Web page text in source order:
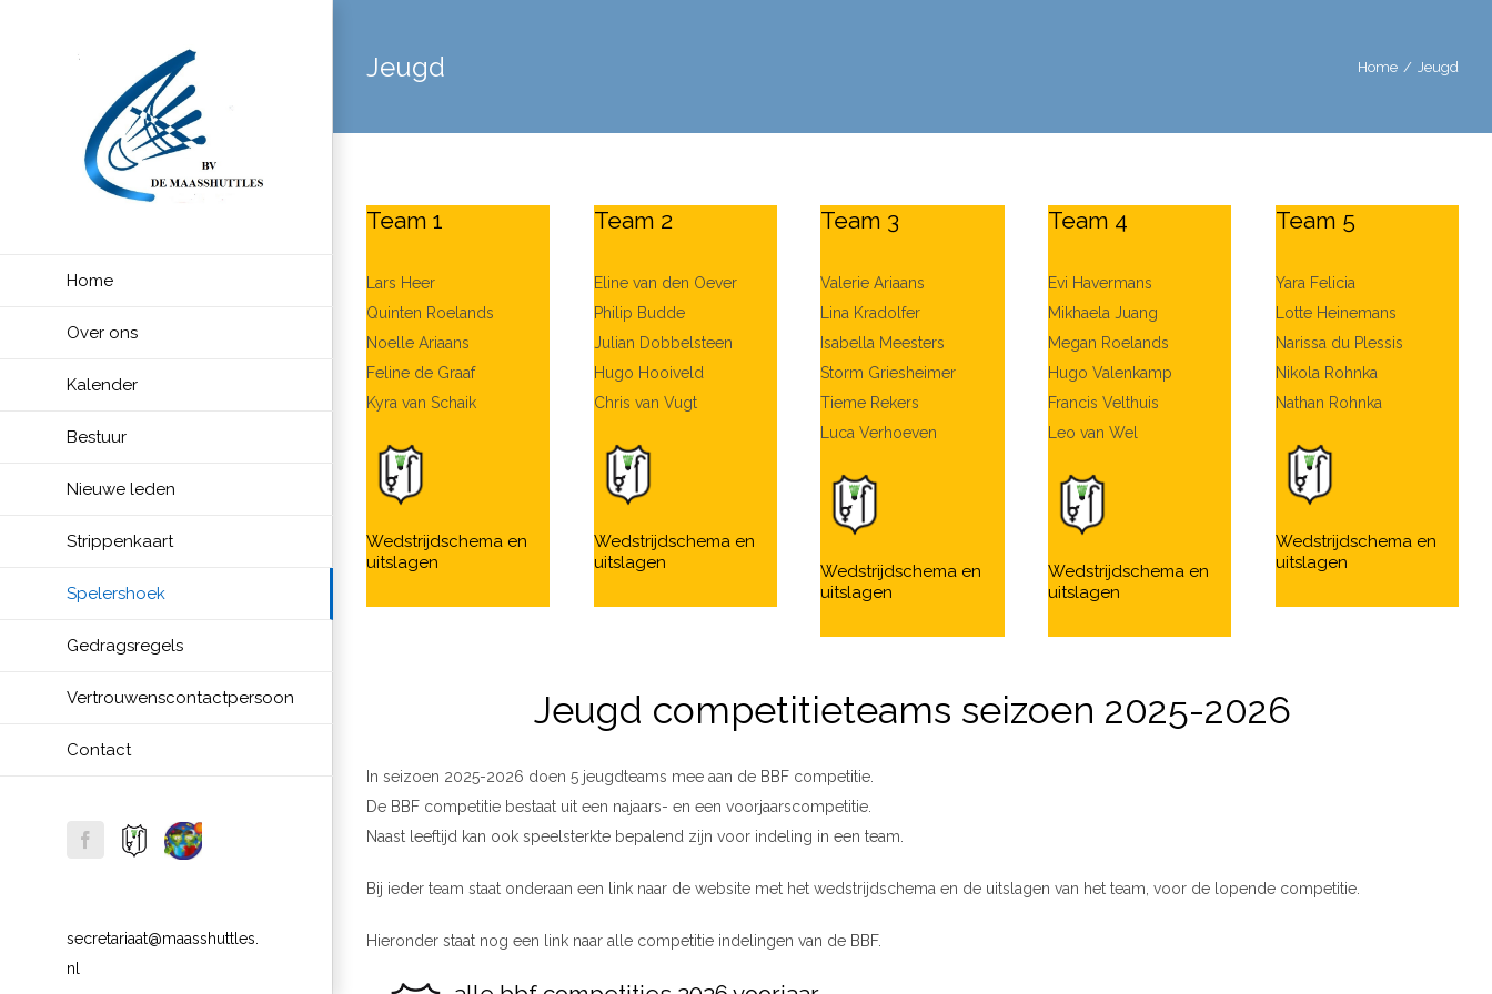
Home
Over ons
Kalender
Bestuur
Nieuwe leden
Strippenkaart
Spelershoek
Gedragsregels
Vertrouwenscontactpersoon
Contact
facebook
Website
Bossche
Badminton
Website
Sjors
Sportief
secretariaat@maasshuttles.
nl
Jeugd Home / Jeugd
Team 1
Lars Heer
Quinten Roelands
Noelle Ariaans
Feline de Graaf
Kyra van Schaik
Wedstrijdschema en
uitslagen
Team 2
Eline van den Oever
Philip Budde
Julian Dobbelsteen
Hugo Hooiveld
Chris van Vugt
Wedstrijdschema en
uitslagen
Team 3
Valerie Ariaans
Lina Kradolfer
Isabella Meesters
Storm Griesheimer
Tieme Rekers
Luca Verhoeven
Wedstrijdschema en
uitslagen
Team 4
Evi Havermans
Mikhaela Juang
Megan Roelands
Hugo Valenkamp
Francis Velthuis
Leo van Wel
Wedstrijdschema en
uitslagen
Team 5
Yara Felicia
Lotte Heinemans
Narissa du Plessis
Nikola Rohnka
Nathan Rohnka
Wedstrijdschema en
uitslagen
Jeugd competitieteams seizoen 2025-2026
In seizoen 2025-2026 doen 5 jeugdteams mee aan de BBF competitie.
De BBF competitie bestaat uit een najaars- en een voorjaarscompetitie.
Naast leeftijd kan ook speelsterkte bepalend zijn voor indeling in een team.
Bij ieder team staat onderaan een link naar de website met het wedstrijdschema en de uitslagen van het team, voor de lopende competitie.
Hieronder staat nog een link naar alle competitie indelingen van de BBF.